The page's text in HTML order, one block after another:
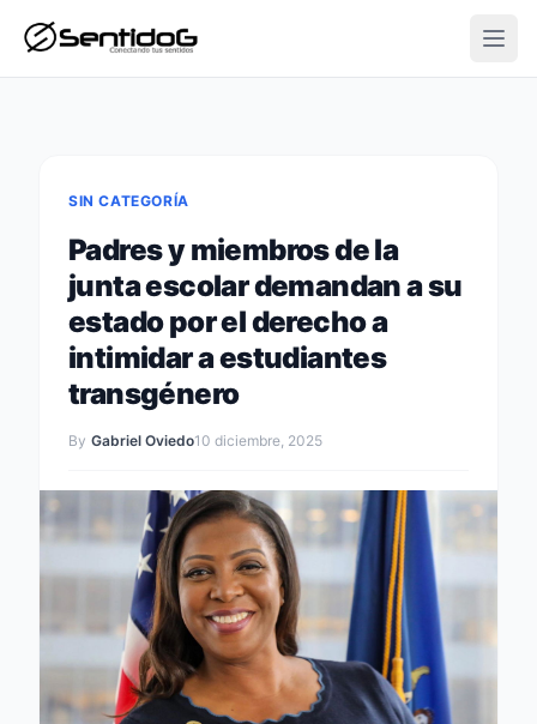
SIN CATEGORÍA
Padres y miembros de la
junta escolar demandan a su
estado por el derecho a
intimidar a estudiantes
transgénero
By Gabriel Oviedo10 diciembre, 2025